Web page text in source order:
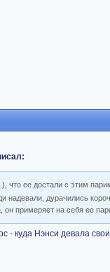
что ее достали с этим
надевали, дурачились
он примеряет на себя ее
- куда Нэнси девала